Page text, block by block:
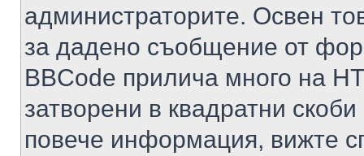
администраторите. Освен
за дадено съобщение от
BBCode прилича много на
затворени в квадратни
повече информация, вижте